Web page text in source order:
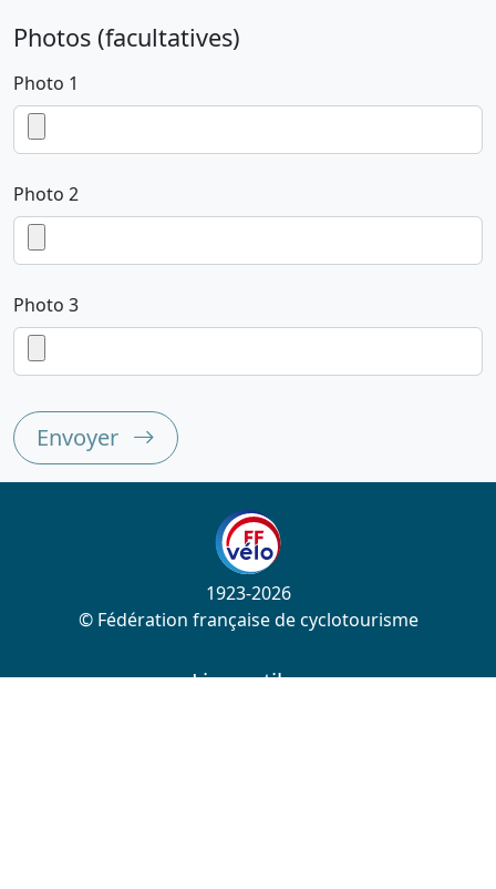
Photos (facultatives)
Photo 1
Photo 2
Photo 3
Envoyer
1923-2026
© Fédération française de cyclotourisme
Liens utiles